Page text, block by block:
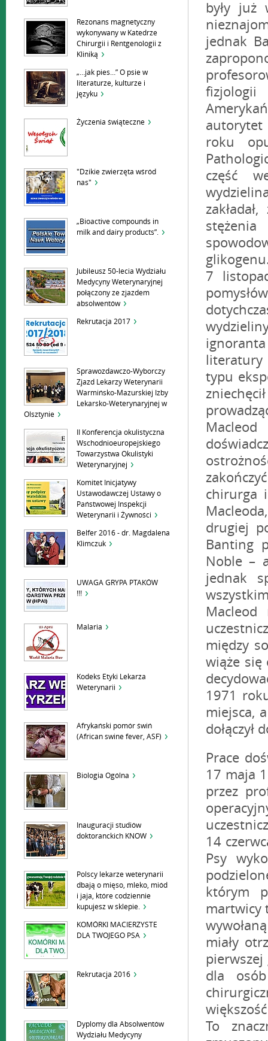
Rezonans magnetyczny
wykonywany w Katedrze
Chirurgii i Rentgenologii z
Kliniką
„…jak pies…” O psie w
literaturze, kulturze i
języku
Życzenia świąteczne
"Dzikie zwierzęta wśród
nas"
„Bioactive compounds in
milk and dairy products”.
Jubileusz 50-lecia Wydziału
Medycyny Weterynaryjnej
połączony ze zjazdem
absolwentów
Rekrutacja 2017
Sprawozdawczo-Wyborczy
Zjazd Lekarzy Weterynarii
Warmińsko-Mazurskiej Izby
Lekarsko-Weterynaryjnej w
Olsztynie
II Konferencja okulistyczna
Wschodnioeuropejskiego
Towarzystwa Okulistyki
Weterynaryjnej
Komitet Inicjatywy
Ustawodawczej Ustawy o
Państwowej Inspekcji
Weterynarii i Żywności
Belfer 2016 - dr. Magdalena
Klimczuk
UWAGA GRYPA PTAKÓW
!!!
Malaria
Kodeks Etyki Lekarza
Weterynarii
Afrykański pomór świń
(African swine fever, ASF)
Biologia Ogólna
Inauguracji studiów
doktoranckich KNOW
Polscy lekarze weterynarii
dbają o mięso, mleko, miód
i jaja, które codziennie
kupujesz w sklepie.
KOMÓRKI MACIERZYSTE
DLA TWOJEGO PSA
Rekrutacja 2016
Dyplomy dla Absolwentów
Wydziału Medycyny
były już
jednak
roku
część
7
literatury
typu
chirurga
drugiej
Banting
Noble –
jednak
między
wiąże się
1971
miejsca,
dołączył
Prace doświadczalne z udziałem Bantinga i Besta rozpoczęły się 17 maja 1921 roku. Ogólny plan doświadczeń został opracowany przez prof. Macleoda on udzielił wskazówek na temat technik operacyjnych oraz sposobu ekstrakcji trzustki, jak również uczestniczył w operacji pierwszego psa. Opuścił Toronto dopiero 14 czerwca 1921 roku udając się na wakacje do rodzimej Szkocji. Psy wykorzystywane przez Bantinga do doświadczeń zostały podzielone na dwie grupy. W pierwszej znajdowały się zwierzęta, którym podwiązano przewód trzustkowy w celu wywołania martwicy trzustki. Drugą grupę stanowiły psy z eksperymentalnie wywołaną cukrzycą na skutek usunięcia całej trzustki. Psy te miały otrzymywać ekstrakt z trzustek uzyskanych od zwierząt z pierwszej grupy. Zabiegi te były praco i czasochłonne szczególnie dla osób o niewielkim doświadczeniu w zakresie technik chirurgicznych. Głównie na skutek błędów w przebiegu operacji większość psów nie przeżyła (zdechło 7 z 10 operowanych psów). To znaczne upadki zwierząt spowodowały, że Banting był zmuszony do kupowania psów złapanych na ulicach Toronto. Płacili za nie od 1 do 3 dolarów. Po usprawnieniu technik chirurgicznych 27 lipca pobrano trzustki od pierwszych zwierząt. Dalej Banting i Best postępowali zgodnie z wytycznymi profesora Macleoda. Trzustki były rozdrabniane na małe kawałki, umieszczane w lodowatym roztworze Ringera, mielone na drobną masę, przesączane i ogrzewane do